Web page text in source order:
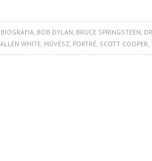
BIOGRÁFIA, BOB DYLAN, BRUCE SPRINGSTEEN,
WHITE, MŰVÉSZ, PORTRÉ, SCOTT COOPER,